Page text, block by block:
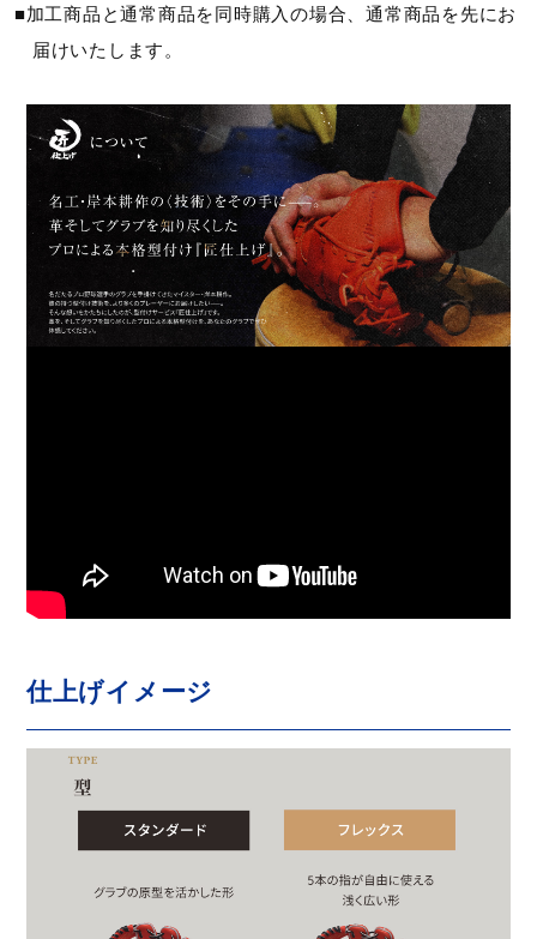
■加工商品と通常商品を同時購入の場合、通常商品を先にお
届けいたします。
仕上げイメージ